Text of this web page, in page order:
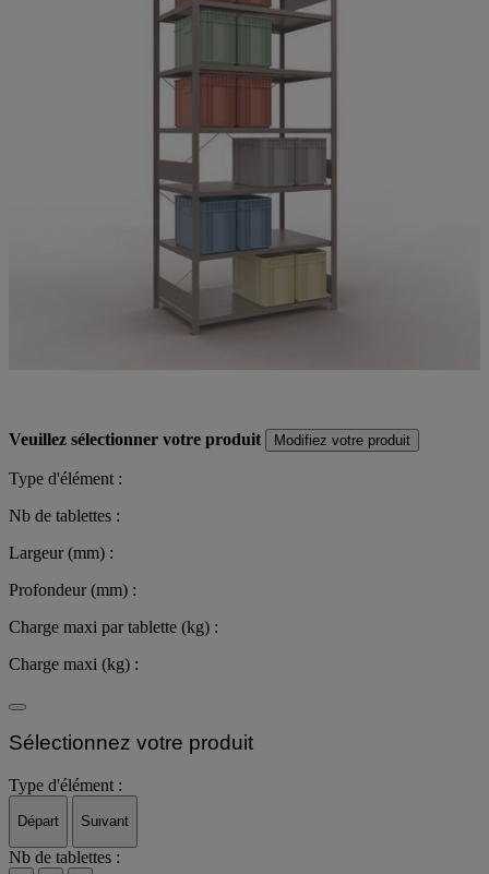
Veuillez sélectionner votre produit Modifiez votre produit
Type d'élément :
Nb de tablettes :
Largeur (mm) :
Profondeur (mm) :
Charge maxi par tablette (kg) :
Charge maxi (kg) :
Sélectionnez votre produit
Type d'élément :
Départ Suivant
Nb de tablettes :